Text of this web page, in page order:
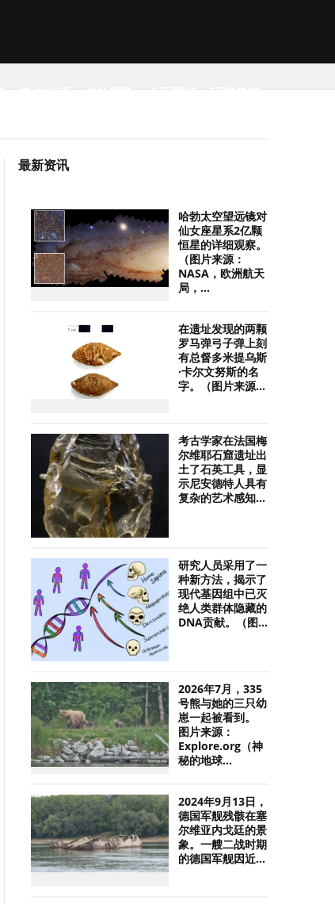
考古发现 户外探险 桌面壁纸 环球趣闻
最新资讯
哈勃太空望远镜对
仙女座星系2亿颗
恒星的详细观察。
（图片来源：
NASA，欧洲航天
局，...
在遗址发现的两颗
罗马弹弓子弹上刻
有总督多米提乌斯
·卡尔文努斯的名
字。（图片来源...
考古学家在法国梅
尔维耶石窟遗址出
土了石英工具，显
示尼安德特人具有
复杂的艺术感知...
研究人员采用了一
种新方法，揭示了
现代基因组中已灭
绝人类群体隐藏的
DNA贡献。（图...
2026年7月，335
号熊与她的三只幼
崽一起被看到。
图片来源：
Explore.org（神
秘的地球...
2024年9月13日，
德国军舰残骸在塞
尔维亚内戈廷的景
象。一艘二战时期
的德国军舰因近...